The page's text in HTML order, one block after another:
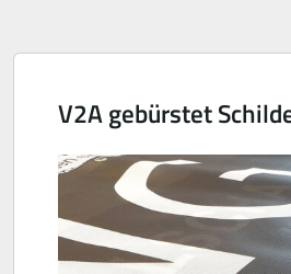
V2A gebürstet